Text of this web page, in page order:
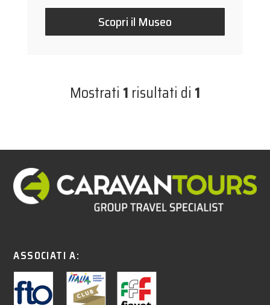
Scopri il Museo
Mostrati 1 risultati di 1
ASSOCIATI A: